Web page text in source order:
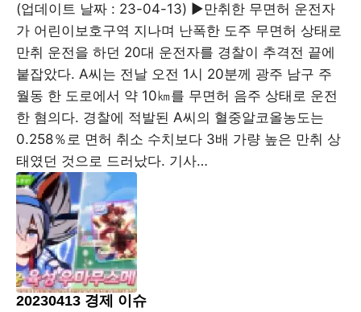
(업데이트 날짜 : 23-04-13) ▶만취한 무면허 운전자
가 어린이보호구역 지나며 난폭한 도주 무면허 상태로
만취 운전을 하던 20대 운전자를 경찰이 추격전 끝에
붙잡았다. A씨는 전날 오전 1시 20분께 광주 남구 주
월동 한 도로에서 약 10㎞를 무면허 음주 상태로 운전
한 혐의다. 경찰에 적발된 A씨의 혈중알코올농도는
0.258％로 면허 취소 수치보다 3배 가량 높은 만취 상
태였던 것으로 드러났다. 기사…
20230413 경제 이슈